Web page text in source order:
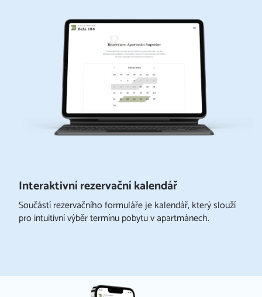
Interaktivní rezervační kalendář
Součástí rezervačního formuláře je kalendář, který slouží
pro intuitivní výběr termínu pobytu v apartmánech.